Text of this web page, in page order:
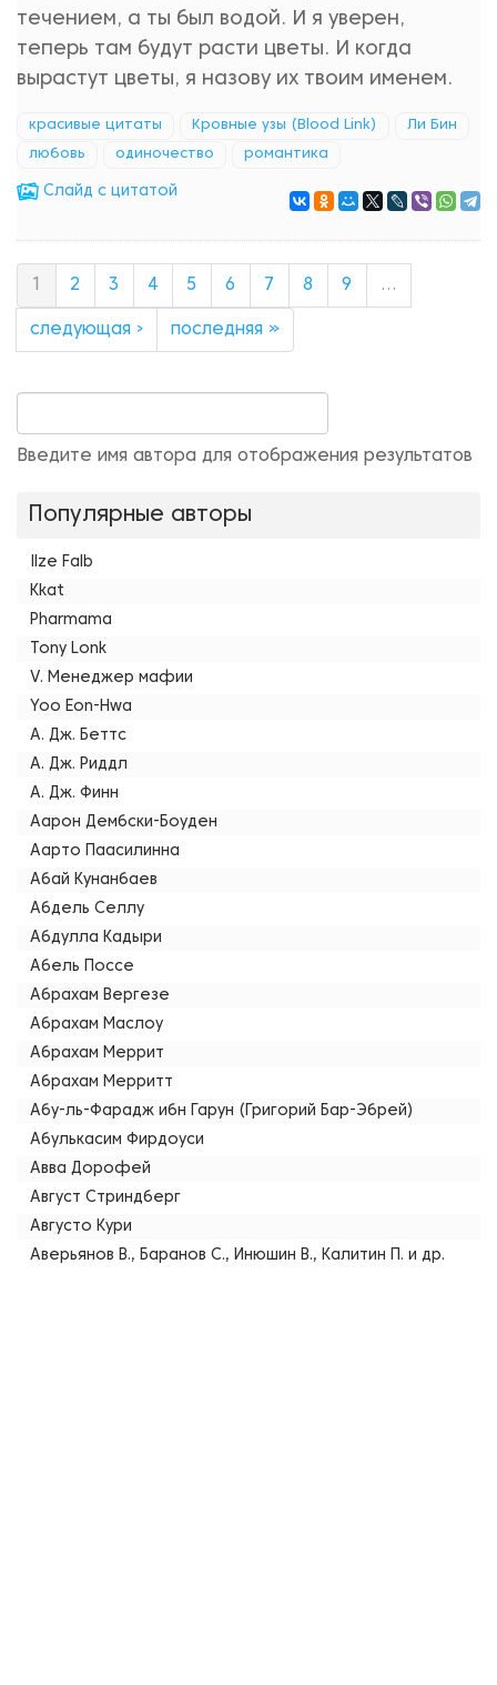
течением, а ты был водой. И я уверен,
теперь там будут расти цветы. И когда
вырастут цветы, я назову их твоим именем.
красивые цитаты Кровные узы (Blood Link) Ли Бин
любовь одиночество романтика
Cлайд с цитатой
2 3 4 5 6 7 8 9 …
следующая › последняя »
Введите имя автора для отображения результатов
Популярные авторы
Ilze Falb
Kkat
Pharmama
Tony Lonk
V. Менеджер мафии
Yoo Eon-Hwa
А. Дж. Беттс
А. Дж. Риддл
А. Дж. Финн
Аарон Дембски-Боуден
Аарто Паасилинна
Абай Кунанбаев
Абдель Селлу
Абдулла Кадыри
Абель Поссе
Абрахам Вергезе
Абрахам Маслоу
Абрахам Меррит
Абрахам Мерритт
Абу-ль-Фарадж ибн Гарун (Григорий Бар-Эбрей)
Абулькасим Фирдоуси
Авва Дорофей
Август Стриндберг
Августо Кури
Аверьянов В., Баранов С., Инюшин В., Калитин П. и др.